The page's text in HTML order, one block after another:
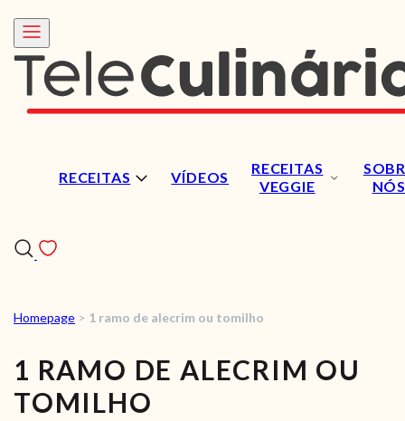
RECEITAS VÍDEOS
RECEITAS
VEGGIE
NÓS
RECEITAS
VÍDEOS
Homepage > 1 ramo de alecrim ou tomilho
1 RAMO DE ALECRIM OU
TOMILHO